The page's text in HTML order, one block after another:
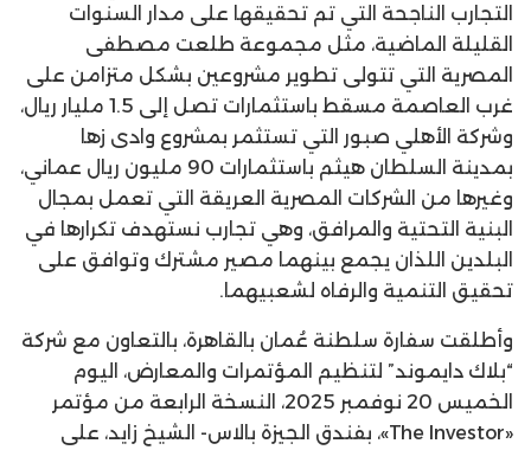
التجارب الناجحة التي تم تحقيقها على مدار السنوات
القليلة الماضية، مثل مجموعة طلعت مصطفى
المصرية التي تتولى تطوير مشروعين بشكل متزامن على
غرب العاصمة مسقط باستثمارات تصل إلى 1.5 مليار ريال،
وشركة الأهلي صبور التي تستثمر بمشروع وادى زها
بمدينة السلطان هيثم باستثمارات 90 مليون ريال عماني،
وغيرها من الشركات المصرية العريقة التي تعمل بمجال
البنية التحتية والمرافق، وهي تجارب نستهدف تكرارها في
البلدين اللذان يجمع بينهما مصير مشترك وتوافق على
تحقيق التنمية والرفاه لشعبيهما.
وأطلقت سفارة سلطنة عُمان بالقاهرة، بالتعاون مع شركة
“بلاك دايموند” لتنظيم المؤتمرات والمعارض، اليوم
الخميس 20 نوفمبر 2025، النسخة الرابعة من مؤتمر
«The Investor»، بفندق الجيزة بالاس- الشيخ زايد، على